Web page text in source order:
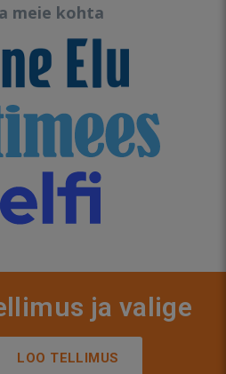
meie kohta
ja valige
LOO TELLIMUS